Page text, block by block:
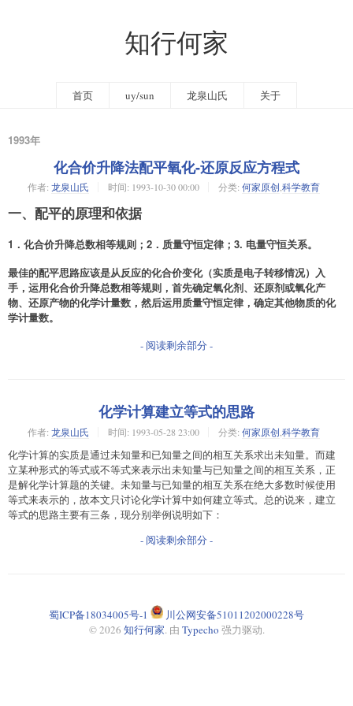
知行何家
首页 uy/sun 龙泉山氏 关于
1993年
化合价升降法配平氧化-还原反应方程式
作者: 龙泉山氏 时间: 1993-10-30 00:00 分类: 何家原创 科学教育
一、配平的原理和依据
1．化合价升降总数相等规则；2．质量守恒定律；3. 电量守恒关系。
最佳的配平思路应该是从反应的化合价变化（实质是电子转移情况）入
手，运用化合价升降总数相等规则，首先确定氧化剂、还原剂或氧化产
物、还原产物的化学计量数，然后运用质量守恒定律，确定其他物质的化
学计量数。
- 阅读剩余部分 -
化学计算建立等式的思路
作者: 龙泉山氏 时间: 1993-05-28 23:00 分类: 何家原创 科学教育
化学计算的实质是通过未知量和已知量之间的相互关系求出未知量。而建
立某种形式的等式或不等式来表示出未知量与已知量之间的相互关系，正
是解化学计算题的关键。未知量与已知量的相互关系在绝大多数时候使用
等式来表示的，故本文只讨论化学计算中如何建立等式。总的说来，建立
等式的思路主要有三条，现分别举例说明如下：
- 阅读剩余部分 -
蜀ICP备18034005号-1
川公网安备51011202000228号
© 2026 知行何家. 由 Typecho 强力驱动.